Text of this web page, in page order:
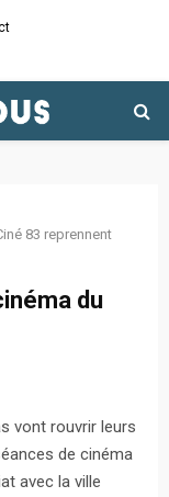
83 reprennent
du
vont rouvrir leurs
de cinéma
avec la ville